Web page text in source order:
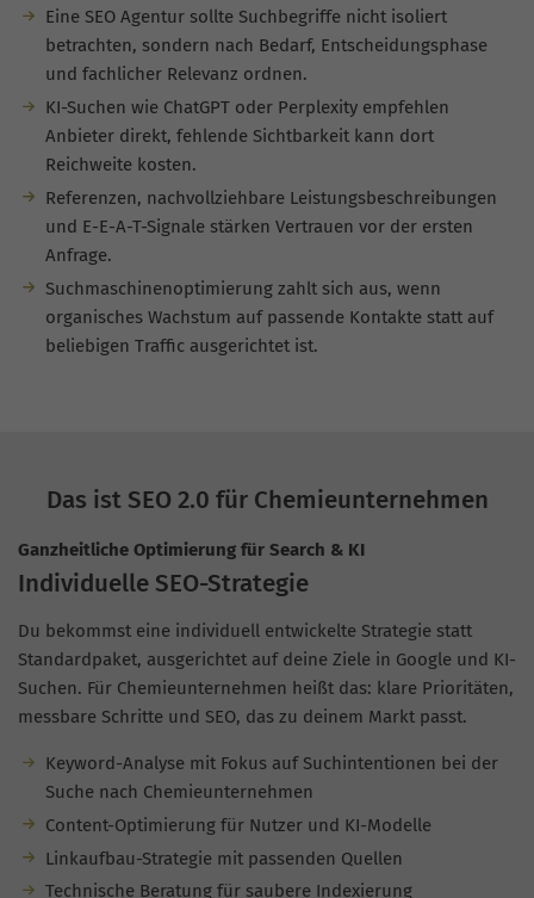
Eine SEO Agentur sollte Suchbegriffe nicht isoliert
betrachten, sondern nach Bedarf, Entscheidungsphase
und fachlicher Relevanz ordnen.
KI-Suchen wie ChatGPT oder Perplexity empfehlen
Anbieter direkt, fehlende Sichtbarkeit kann dort
Reichweite kosten.
Referenzen, nachvollziehbare Leistungsbeschreibungen
und E-E-A-T-Signale stärken Vertrauen vor der ersten
Anfrage.
Suchmaschinenoptimierung zahlt sich aus, wenn
organisches Wachstum auf passende Kontakte statt auf
beliebigen Traffic ausgerichtet ist.
Das ist SEO 2.0 für Chemieunternehmen
Ganzheitliche Optimierung für Search & KI
Individuelle SEO-Strategie
Du bekommst eine individuell entwickelte Strategie statt
Standardpaket, ausgerichtet auf deine Ziele in Google und KI-
Suchen. Für Chemieunternehmen heißt das: klare Prioritäten,
messbare Schritte und SEO, das zu deinem Markt passt.
Keyword-Analyse mit Fokus auf Suchintentionen bei der
Suche nach Chemieunternehmen
Content-Optimierung für Nutzer und KI-Modelle
Linkaufbau-Strategie mit passenden Quellen
Technische Beratung für saubere Indexierung